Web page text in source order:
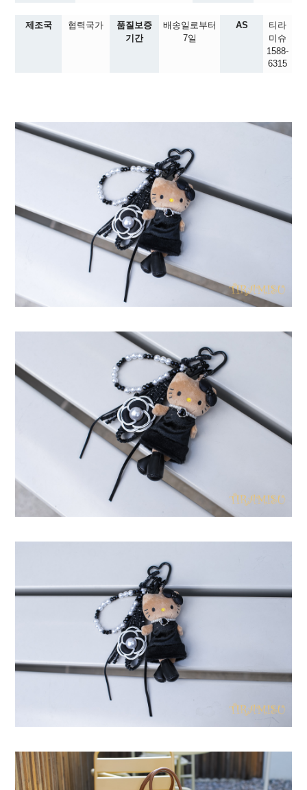
제조국 협력국가
품질보증
기간
배송일로부터
7일
AS
티라
미슈
1588-
6315